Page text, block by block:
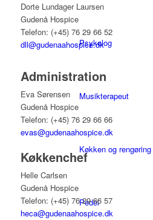
Psykolog
Musikterapeut
Køkken og rengøring
Pedel
Dorte Lundager Laursen
Gudenå Hospice
Telefon: (+45) 76 29 66 52
dll@gudenaahospice.dk
Administration
Eva Sørensen
Gudenå Hospice
Telefon: (+45) 76 29 66 66
evas@gudenaahospice.dk
Køkkenchef
Helle Carlsen
Gudenå Hospice
Telefon: (+45) 76 29 66 57
heca@gudenaahospice.dk